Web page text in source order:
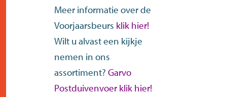
Meer informatie over de
Voorjaarsbeurs klik hier!
Wilt u alvast een kijkje
nemen in ons
assortiment?Garvo
Postduivenvoer klik hier!